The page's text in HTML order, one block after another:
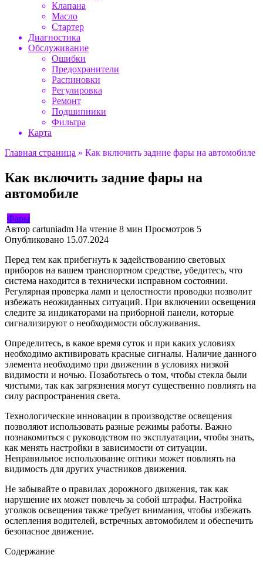
Клапана
Масло
Стартер
Диагностика
Обслуживание
Ошибки
Предохранители
Распиновки
Регулировка
Ремонт
Подшипники
Фильтра
Карта
Главная страница » Как включить задние фары на автомобиле
Как включить задние фары на
автомобиле
Фары
Автор cartuniadm На чтение 8 мин Просмотров 5
Опубликовано 15.07.2024
Перед тем как прибегнуть к задействованию световых
приборов на вашем транспортном средстве, убедитесь, что
система находится в технически исправном состоянии.
Регулярная проверка ламп и целостности проводки позволит
избежать неожиданных ситуаций. При включении освещения
следите за индикаторами на приборной панели, которые
сигнализируют о необходимости обслуживания.
Определитесь, в какое время суток и при каких условиях
необходимо активировать красные сигналы. Наличие данного
элемента необходимо при движении в условиях низкой
видимости и ночью. Позаботьтесь о том, чтобы стекла были
чистыми, так как загрязнения могут существенно повлиять на
силу распространения света.
Технологические инновации в производстве освещения
позволяют использовать разные режимы работы. Важно
познакомиться с руководством по эксплуатации, чтобы знать,
как менять настройки в зависимости от ситуации.
Неправильное использование оптики может повлиять на
видимость для других участников движения.
Не забывайте о правилах дорожного движения, так как
нарушение их может повлечь за собой штрафы. Настройка
уголков освещения также требует внимания, чтобы избежать
ослепления водителей, встречных автомобилем и обеспечить
безопасное движение.
Содержание